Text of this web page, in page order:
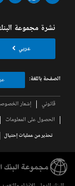
نشرة مجموعة
عربي
الصفحة باللغة:
قانوني إشعار
الحصول على المعلومات
تحذير من عمليات إحتيال